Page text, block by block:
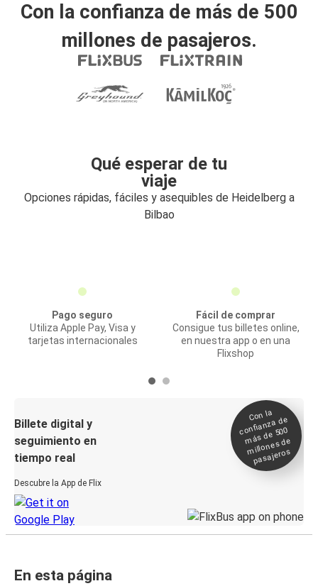
Con la confianza de más de 500
millones de pasajeros.
Qué esperar de tu
viaje
Opciones rápidas, fáciles y asequibles de Heidelberg a
Bilbao
Pago seguro
Utiliza Apple Pay, Visa y
tarjetas internacionales
Fácil de comprar
Consigue tus billetes online,
en nuestra app o en una
Flixshop
Billete digital y
seguimiento en
tiempo real
Descubre la App de Flix
Con la
confianza de
más de 500
millones de
pasajeros
En esta página